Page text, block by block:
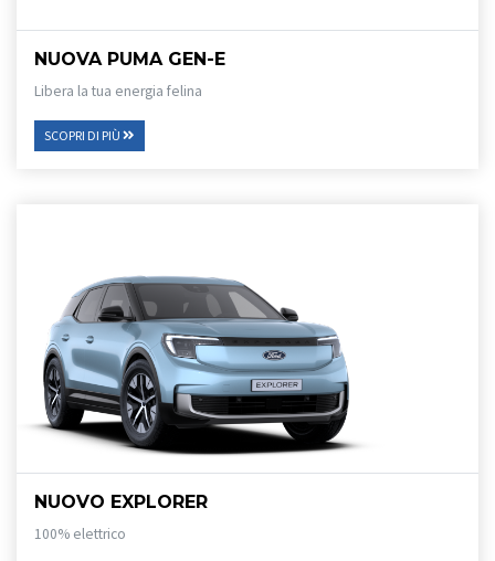
NUOVA PUMA GEN-E
Libera la tua energia felina
SCOPRI DI PIÙ
NUOVO EXPLORER
100% elettrico